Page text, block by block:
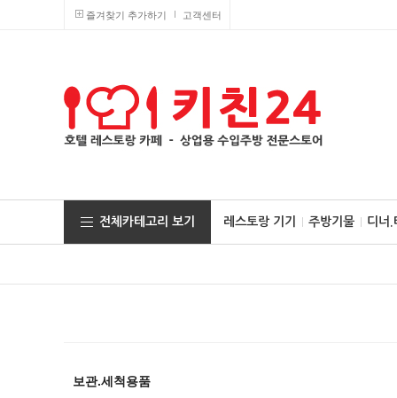
즐겨찾기 추가하기 고객센터
전체카테고리 보기 레스토랑 기기 주방기물 디너.
보관.세척용품